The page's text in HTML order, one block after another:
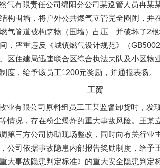
有限责任公司绵阳分公司某巡管人员冉某
构围墙，将户外公共燃气立管完全圈闭，并
气管道被构筑物（围墙）占压，并破坏了2
，严重违反《城镇燃气设计规范》（
区住建局迅速联合区综合执法大队及小区物
度，给予该员工1200元奖励，并通报表扬。
工贸
有限公司原料组员工王某监督卸货时，发
情况，存在粉尘爆炸的重大事故风险。王某
第三方公司协助现场整改，同时向有关行业
公司依据事故隐患内部报告奖励制度，给予
大事故隐患判定标准》的重大安全隐患判